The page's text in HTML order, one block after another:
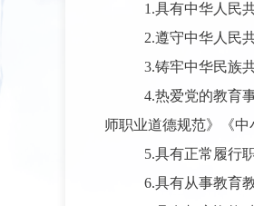
1.具有中华人民
2.遵守中华人民
3.铸牢中华民族
4.热爱党的教育
师职业道德规范》《
5.具有正常履行
6.具有从事教育